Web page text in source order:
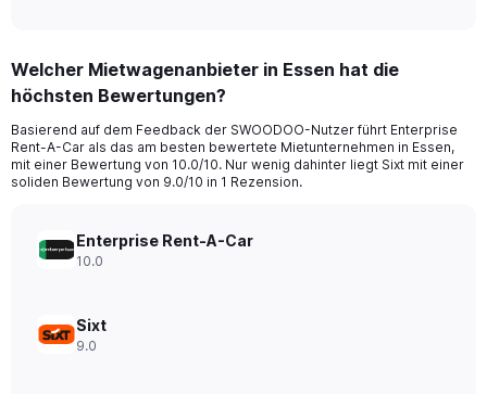
Range:
91
The
chart
has
axis
displaying
0
to
Welcher Mietwagenanbieter in Essen hat die
höchsten Bewertungen?
Basierend auf dem Feedback der SWOODOO-Nutzer führt Enterprise
Rent-A-Car als das am besten bewertete Mietunternehmen in Essen,
mit einer Bewertung von 10.0/10. Nur wenig dahinter liegt Sixt mit einer
soliden Bewertung von 9.0/10 in 1 Rezension.
Enterprise Rent-A-Car
10.0
Sixt
9.0